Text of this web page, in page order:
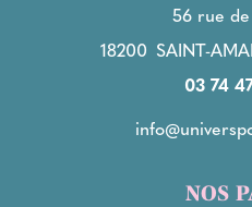
56 rue
18200 SAINT-
03 74
NOS